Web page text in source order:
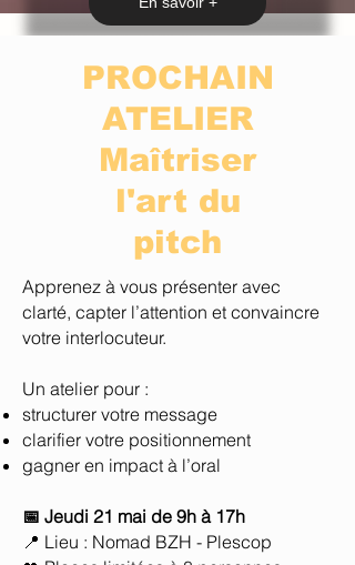
PROCHAIN
ATELIER
Maîtriser
l'art du
pitch
Apprenez à vous présenter avec
clarté, capter l’attention et convaincre
votre interlocuteur.
Un atelier pour :
structurer votre message
clarifier votre positionnement
gagner en impact à l’oral
📅 Jeudi 21 mai de 9h à 17h
📍 Lieu : Nomad BZH - Plescop